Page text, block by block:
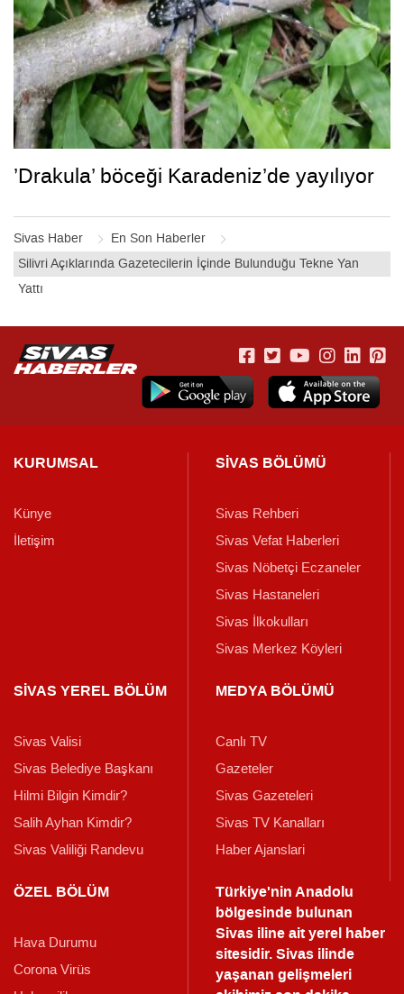
Sivas Haber
En Son Haberler
Silivri Açıklarında Gazetecilerin İçinde Bulunduğu Tekne Yan
Yattı
’Drakula’ böceği Karadeniz’de yayılıyor
KURUMSAL
Künye
İletişim
SİVAS BÖLÜMÜ
Sivas Rehberi
Sivas Vefat Haberleri
Sivas Nöbetçi Eczaneler
Sivas Hastaneleri
Sivas İlkokulları
Sivas Merkez Köyleri
SİVAS YEREL BÖLÜM
Sivas Valisi
Sivas Belediye Başkanı
Hilmi Bilgin Kimdir?
Salih Ayhan Kimdir?
Sivas Valiliği Randevu
MEDYA BÖLÜMÜ
Canlı TV
Gazeteler
Sivas Gazeteleri
Sivas TV Kanalları
Haber Ajanslari
ÖZEL BÖLÜM
Hava Durumu
Corona Virüs
Türkiye'nin Anadolu
bölgesinde bulunan
Sivas iline ait yerel haber
sitesidir. Sivas ilinde
yaşanan gelişmeleri